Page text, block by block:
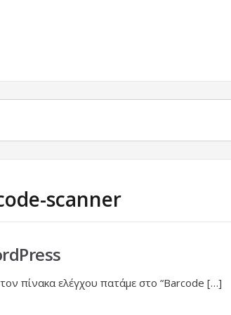
scanner
πίνακα ελέγχου πατάμε στο “Barcode […]